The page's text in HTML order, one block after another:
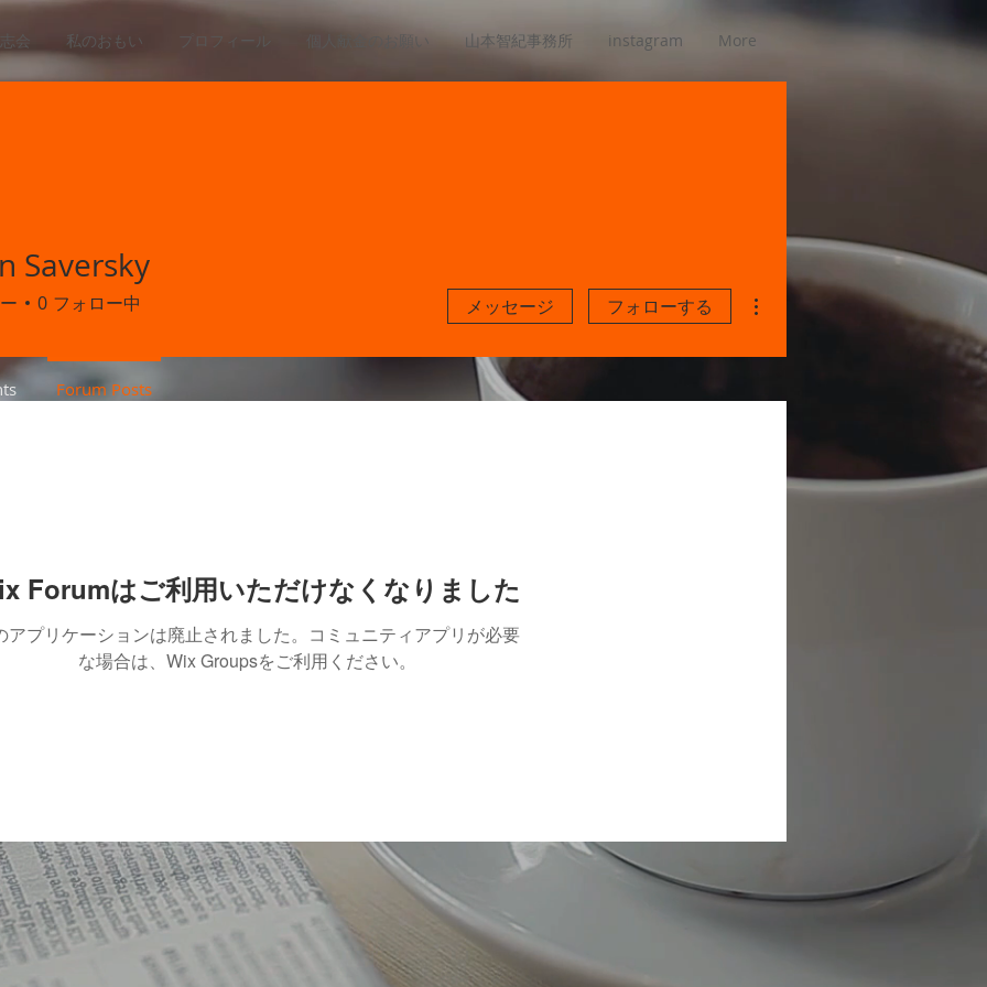
会 私のおもい プロフィール 個人献金のお願い 山本智紀事務所 instagram More
Forumはご利用いただけなくなりました
アプリケーションは廃止されました。コミュニティアプリが必要
な場合は、Wix Groupsをご利用ください。
Saversky
0 フォロー中 メッセージ フォローする
Forum Posts